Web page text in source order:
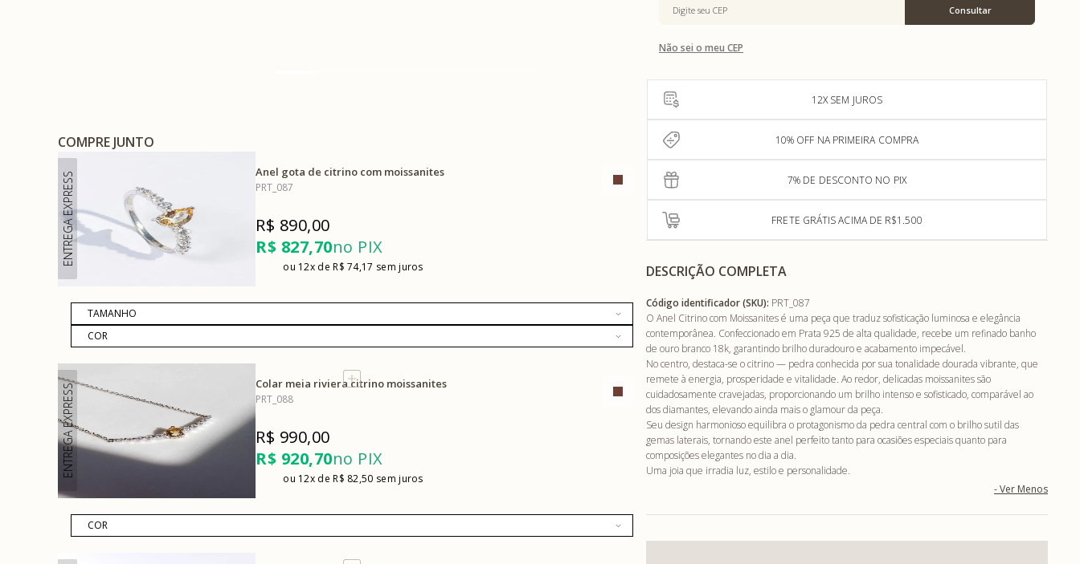
COMPRE JUNTO
ENTREGA EXPRESS Anel gota de citrino com moissanites
PRT_087
R$ 827,70no PIX
R$ 890,00
12x R$ 74,17
ENTREGA EXPRESS Colar meia riviera citrino moissanites
PRT_088
R$ 920,70no PIX
R$ 990,00
12x R$ 82,50
Não sei o meu CEP
12X SEM JUROS
10% OFF NA PRIMEIRA COMPRA
7% DE DESCONTO NO PIX
FRETE GRÁTIS ACIMA DE R$1.500
DESCRIÇÃO COMPLETA
Código identificador (SKU): PRT_087
O Anel Citrino com Moissanites é uma peça que traduz sofisticação luminosa e elegância
contemporânea. Confeccionado em Prata 925 de alta qualidade, recebe um refinado banho
de ouro branco 18k, garantindo brilho duradouro e acabamento impecável.
No centro, destaca-se o citrino — pedra conhecida por sua tonalidade dourada vibrante, que
remete à energia, prosperidade e vitalidade. Ao redor, delicadas moissanites são
cuidadosamente cravejadas, proporcionando um brilho intenso e sofisticado, comparável ao
dos diamantes, elevando ainda mais o glamour da peça.
Seu design harmonioso equilibra o protagonismo da pedra central com o brilho sutil das
gemas laterais, tornando este anel perfeito tanto para ocasiões especiais quanto para
composições elegantes no dia a dia.
Uma joia que irradia luz, estilo e personalidade.